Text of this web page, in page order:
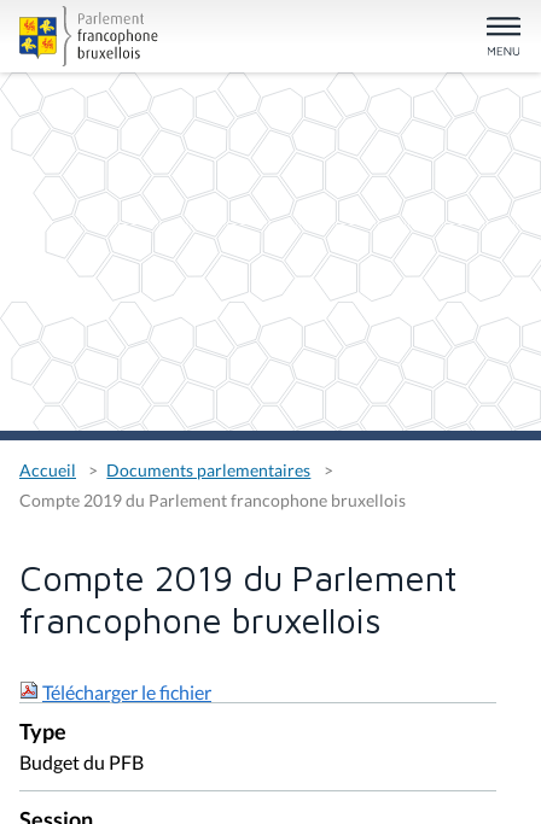
Accueil
Documents parlementaires
Compte 2019 du Parlement francophone bruxellois
Compte 2019 du Parlement
francophone bruxellois
Télécharger le fichier
Type
Budget du PFB